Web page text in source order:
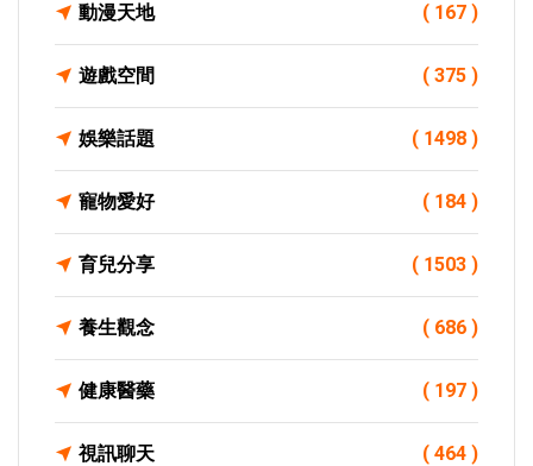
動漫天地 ( 167 )
遊戲空間 ( 375 )
娛樂話題 ( 1498 )
寵物愛好 ( 184 )
育兒分享 ( 1503 )
養生觀念 ( 686 )
健康醫藥 ( 197 )
視訊聊天 ( 464 )